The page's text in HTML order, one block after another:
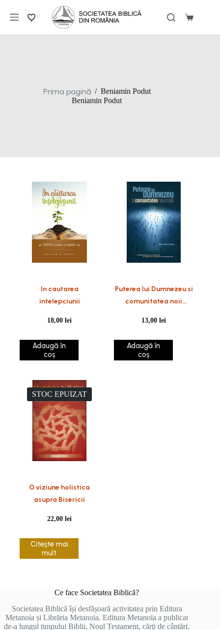
conținut
Coș
Prima pagină / Beniamin Podut
Beniamin Podut
In cautarea
intelepciunii
18,00lei
Adaugă în
coș
Puterea lui Dumnezeu si
comunitatea noii
13,00lei
Adaugă în
coș
STOC EPUIZAT
O viziune holistica
asupra Bisericii
22,00lei
Citește mai
mult
Ce face Societatea Biblică?
Societatea Biblică își desfășoară activitatea prin Editura
Metanoia și Librăria Metanoia. Editura Metanoia a publicat
de-a lungul timpului Biblii, Noul Testament, cărți de cântări,